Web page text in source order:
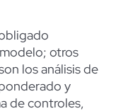
otros
los análisis de
y
de controles,